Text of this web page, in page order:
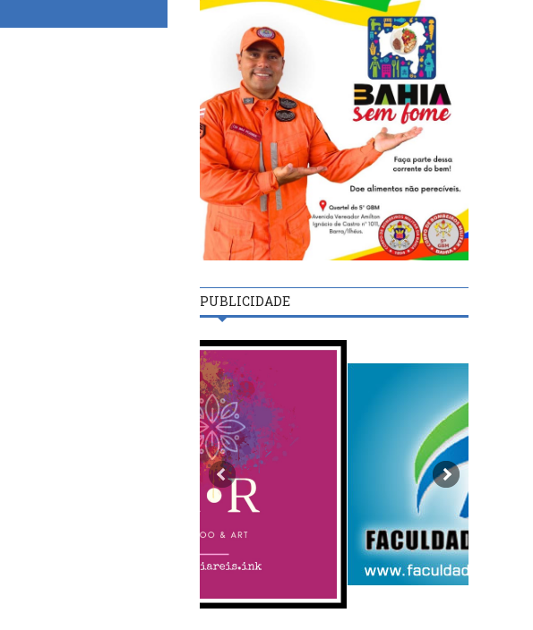
PUBLICIDADE